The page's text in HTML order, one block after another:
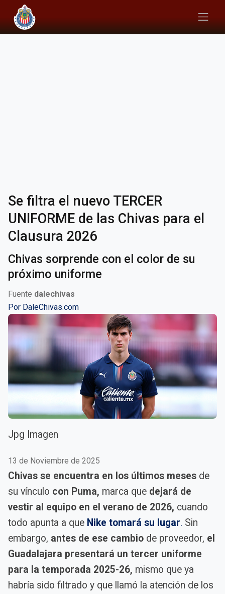
Se filtra el nuevo TERCER
UNIFORME de las Chivas para el
Clausura 2026
Chivas sorprende con el color de su
próximo uniforme
Fuente dalechivas
Por DaleChivas.com
Jpg Imagen
13 de Noviembre de 2025
Chivas se encuentra en los últimos meses de
su vínculo con Puma, marca que dejará de
vestir al equipo en el verano de 2026, cuando
todo apunta a que Nike tomará su lugar. Sin
embargo, antes de ese cambio de proveedor, el
Guadalajara presentará un tercer uniforme
para la temporada 2025-26, mismo que ya
habría sido filtrado y que llamó la atención de los